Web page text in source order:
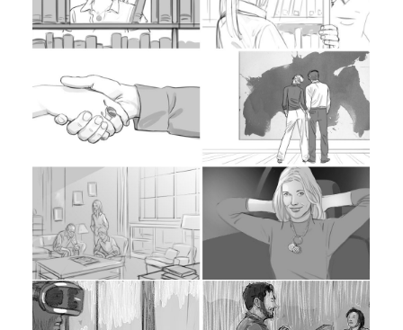
and structure
of the
website,
based on
website is
used.
Experiencia
Para que
nuestra web
funcione lo
mejor posible
durante tu
visita. Si
rechaza estas
cookies,
funcionalidades
desaparecerán
de la web. To
make our
website work
as well as